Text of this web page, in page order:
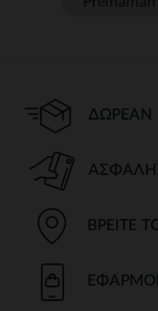
ΔΩΡΕΆΝ
ΒΡΕΊΤΕ